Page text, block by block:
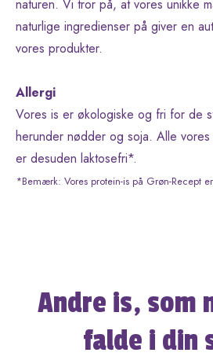
naturen. Vi tror på, at vores unikke
naturlige ingredienser på giver en
vores produkter.
Allergi
Vores is er økologiske og fri for de
herunder nødder og soja. Alle
er desuden laktosefri*.
*Bemærk: Vores protein-is på Grøn-Recept
Andre is, som
falde i din